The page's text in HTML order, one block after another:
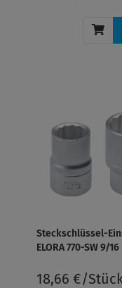
Steckschlüssel-
ELORA 770-SW 9/16
18,66 €/